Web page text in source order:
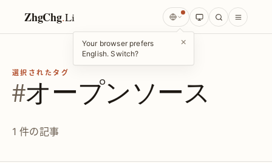
ZhgChg.Li
Your browser prefers
English. Switch?
×
選択されたタグ
#オープンソース
1 件の記事